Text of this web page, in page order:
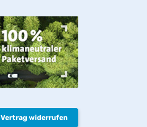
Vertrag widerrufen